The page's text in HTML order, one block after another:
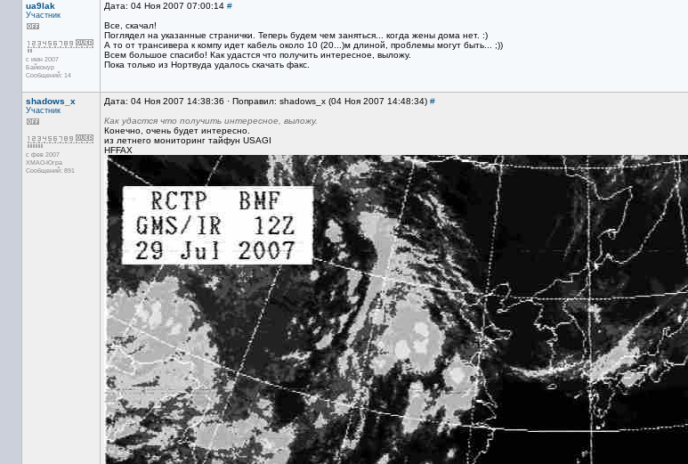
ua9lak
Участник
с июн 2007
Байконур
Сообщений: 14
Дата: 04 Ноя 2007 07:00:14 #
Все, скачал!
Поглядел на указанные странички. Теперь будем чем заняться... когда жены дома нет. :)
А то от трансивера к компу идет кабель около 10 (20...)м длиной, проблемы могут быть... ;))
Всем большое спасибо! Как удастся что получить интересное, выложу.
Пока только из Нортвуда удалось скачать факс.
shadows_x
Участник
с фев 2007
ХМАО-Югра
Сообщений: 891
Дата: 04 Ноя 2007 14:38:36 · Поправил: shadows_x (04 Ноя 2007 14:48:34) #
Как удастся что получить интересное, выложу.
Конечно, очень будет интересно.
из летнего мониторинг тайфун USAGI
HFFAX